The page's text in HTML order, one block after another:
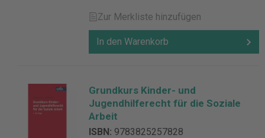
FEVS einen umfassenden und praxisbezogenen
Rechtsprechungsüberblick zum Fürsorgerecht –
komfortabel und nachschlagegerecht aufbereitet.
KG Scharrstr. 2 70563 Stuttgart Deutschland
mail@boorberg.de
Zur Merkliste hinzufügen
In den Warenkorb
Grundkurs Kinder- und
Jugendhilferecht für die Soziale
Arbeit
ISBN: 9783825257828